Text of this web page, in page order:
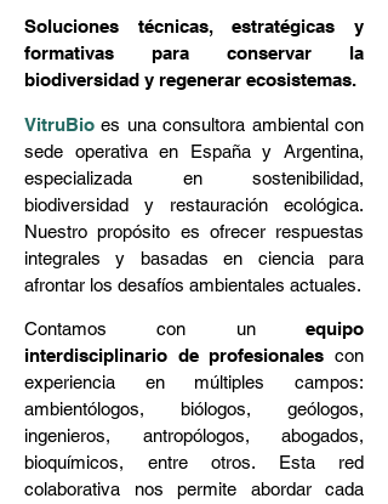
Soluciones técnicas, estratégicas y
formativas para conservar la
biodiversidad y regenerar ecosistemas.
VitruBio es una consultora ambiental con
sede operativa en España y Argentina,
especializada en sostenibilidad,
biodiversidad y restauración ecológica.
Nuestro propósito es ofrecer respuestas
integrales y basadas en ciencia para
afrontar los desafíos ambientales actuales.
Contamos con un equipo
interdisciplinario de profesionales con
experiencia en múltiples campos:
ambientólogos, biólogos, geólogos,
ingenieros, antropólogos, abogados,
bioquímicos, entre otros. Esta red
colaborativa nos permite abordar cada